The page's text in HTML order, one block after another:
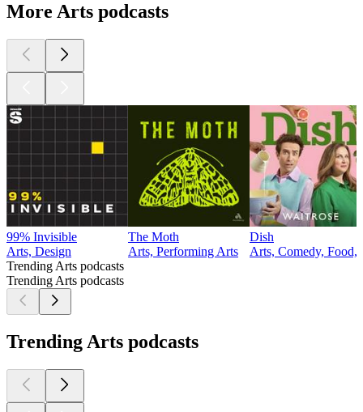
More Arts podcasts
99% Invisible
Arts, Design
The Moth
Arts, Performing Arts
Dish
Arts, Comedy, Food,
Trending Arts podcasts
Trending Arts podcasts
Trending Arts podcasts